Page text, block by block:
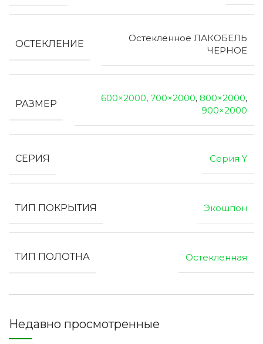
ОСТЕКЛЕНИЕ
Остекленное ЛАКОБЕЛЬ
ЧЕРНОЕ
РАЗМЕР
600×2000, 700×2000, 800×2000,
900×2000
СЕРИЯ Серия Y
ТИП ПОКРЫТИЯ Экошпон
ТИП ПОЛОТНА Остекленная
Недавно просмотренные